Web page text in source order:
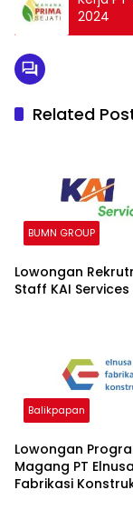
2024
Related
BUMN GROUP
Lowongan
Staff KAI Services
Balikpapan
Lowongan
Magang PT Elnusa
Fabrikasi